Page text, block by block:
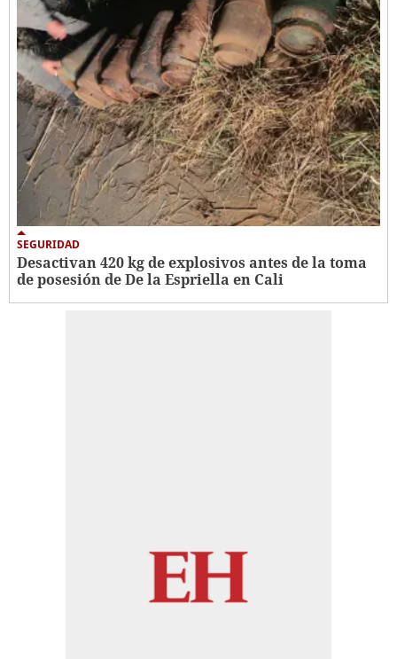
SEGURIDAD
Desactivan 420 kg de explosivos antes de la toma
de posesión de De la Espriella en Cali